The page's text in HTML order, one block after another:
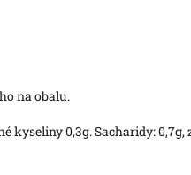
na obalu.
kyseliny 0,3g. Sacharidy: 0,7g,